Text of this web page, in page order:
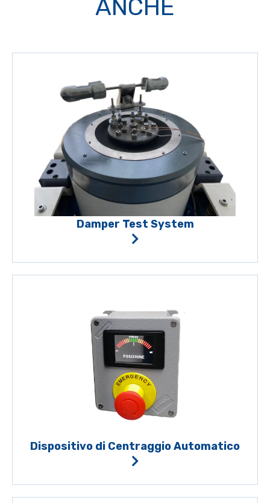
ANCHE
Damper Test System
Dispositivo di Centraggio Automatico